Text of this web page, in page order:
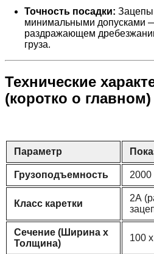
Точность посадки:
минимальными допусками
раздражающем
груза.
Технические
(коротко о главном)
Параметр
Грузоподъемность 2000
Класс каретки
2А
Сечение (Ширина х
Толщина)
100